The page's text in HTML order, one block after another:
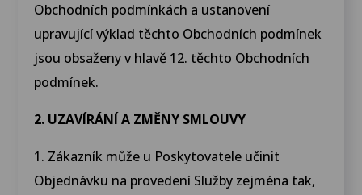
Obchodních podmínkách a ustanovení
upravující výklad těchto Obchodních podmínek
jsou obsaženy v hlavě 12. těchto Obchodních
podmínek.
2. UZAVÍRÁNÍ A ZMĚNY SMLOUVY
1. Zákazník může u Poskytovatele učinit
Objednávku na provedení Služby zejména tak,